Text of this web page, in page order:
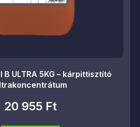
B ULTRA 5KG – kárpittisztító
20 955 Ft